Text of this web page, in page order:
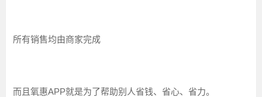
所有销售均由商家完成
而且氧惠APP就是为了帮助别人省钱、省心、省力。